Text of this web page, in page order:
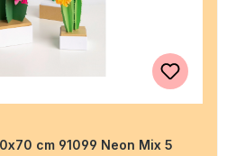
cm 91099 Neon Mix 5